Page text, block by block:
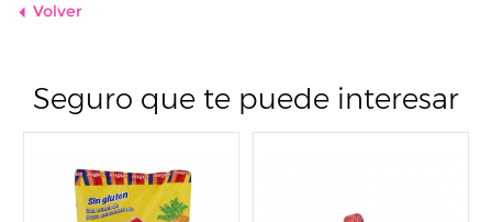
Volver
Seguro que te puede interesar